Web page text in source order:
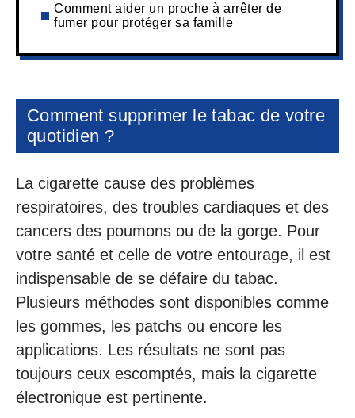
Comment aider un proche à arrêter de
fumer pour protéger sa famille
Comment supprimer le tabac de votre
quotidien ?
La cigarette cause des problèmes
respiratoires, des troubles cardiaques et des
cancers des poumons ou de la gorge. Pour
votre santé et celle de votre entourage, il est
indispensable de se défaire du tabac.
Plusieurs méthodes sont disponibles comme
les gommes, les patchs ou encore les
applications. Les résultats ne sont pas
toujours ceux escomptés, mais la cigarette
électronique est pertinente.